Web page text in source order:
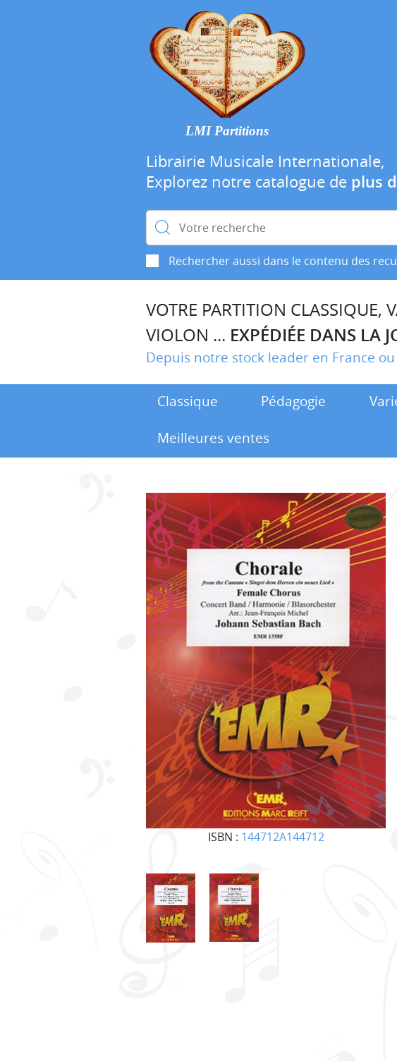
LMI Partitions
Librairie Musicale Internationale,
Explorez notre catalogue de plus
Rechercher :
Rechercher aussi dans le contenu des
VOTRE PARTITION CLASSIQUE,
VIOLON ... EXPÉDIÉE DANS LA
Depuis notre stock leader en France
Classique Pédagogie
Meilleures ventes
ISBN : 144712A144712